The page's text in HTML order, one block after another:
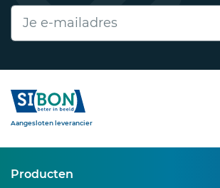
E-mailadres
Sibon
Aangesloten leverancier
Producten